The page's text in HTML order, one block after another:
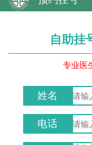
自助挂
专业医
姓名
电话